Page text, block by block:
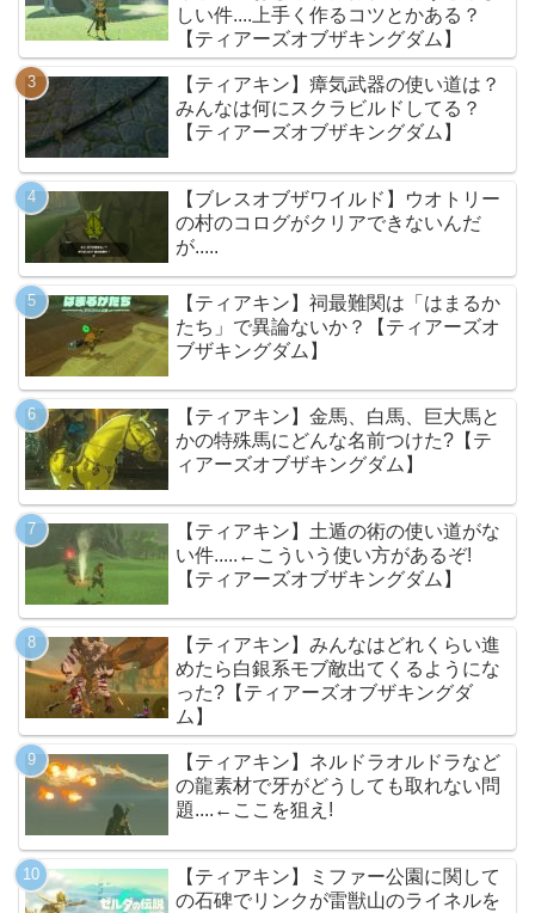
しい件....上手く作るコツとかある？
【ティアーズオブザキングダム】
【ティアキン】瘴気武器の使い道は？
みんなは何にスクラビルドしてる？
【ティアーズオブザキングダム】
【ブレスオブザワイルド】ウオトリー
の村のコログがクリアできないんだ
が.....
【ティアキン】祠最難関は「はまるか
たち」で異論ないか？【ティアーズオ
ブザキングダム】
【ティアキン】金馬、白馬、巨大馬と
かの特殊馬にどんな名前つけた?【テ
ィアーズオブザキングダム】
【ティアキン】土遁の術の使い道がな
い件.....←こういう使い方があるぞ!
【ティアーズオブザキングダム】
【ティアキン】みんなはどれくらい進
めたら白銀系モブ敵出てくるようにな
った?【ティアーズオブザキングダ
ム】
【ティアキン】ネルドラオルドラなど
の龍素材で牙がどうしても取れない問
題....←ここを狙え!
【ティアキン】ミファー公園に関して
の石碑でリンクが雷獣山のライネルを